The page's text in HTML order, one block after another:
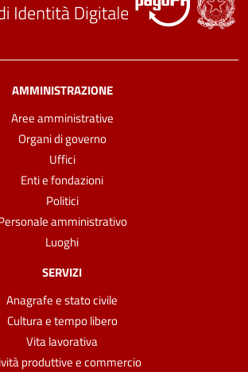
AMMINISTRAZIONE
Aree amministrative
Organi di governo
Uffici
Enti e fondazioni
Politici
amministrativo
Luoghi
SERVIZI
Anagrafe e stato civile
Cultura e tempo libero
Vita lavorativa
produttive e commercio